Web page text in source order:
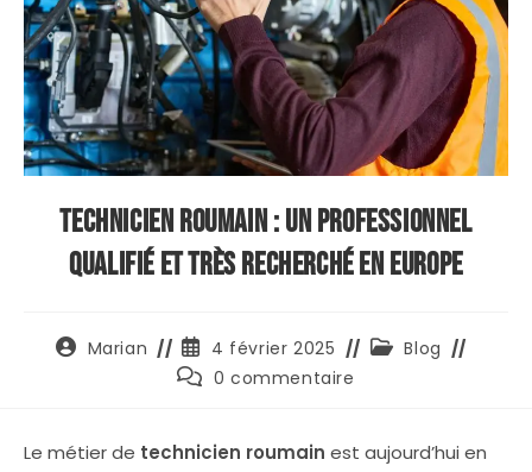
Technicien Roumain : Un Professionnel
Qualifié et Très Recherché en Europe
Auteur/autrice
Marian
Publication
publiée :
4 février 2025
PostBlog
Commentaires
publication :
0 commentaire
Le métier de technicien roumain est aujourd’hui en